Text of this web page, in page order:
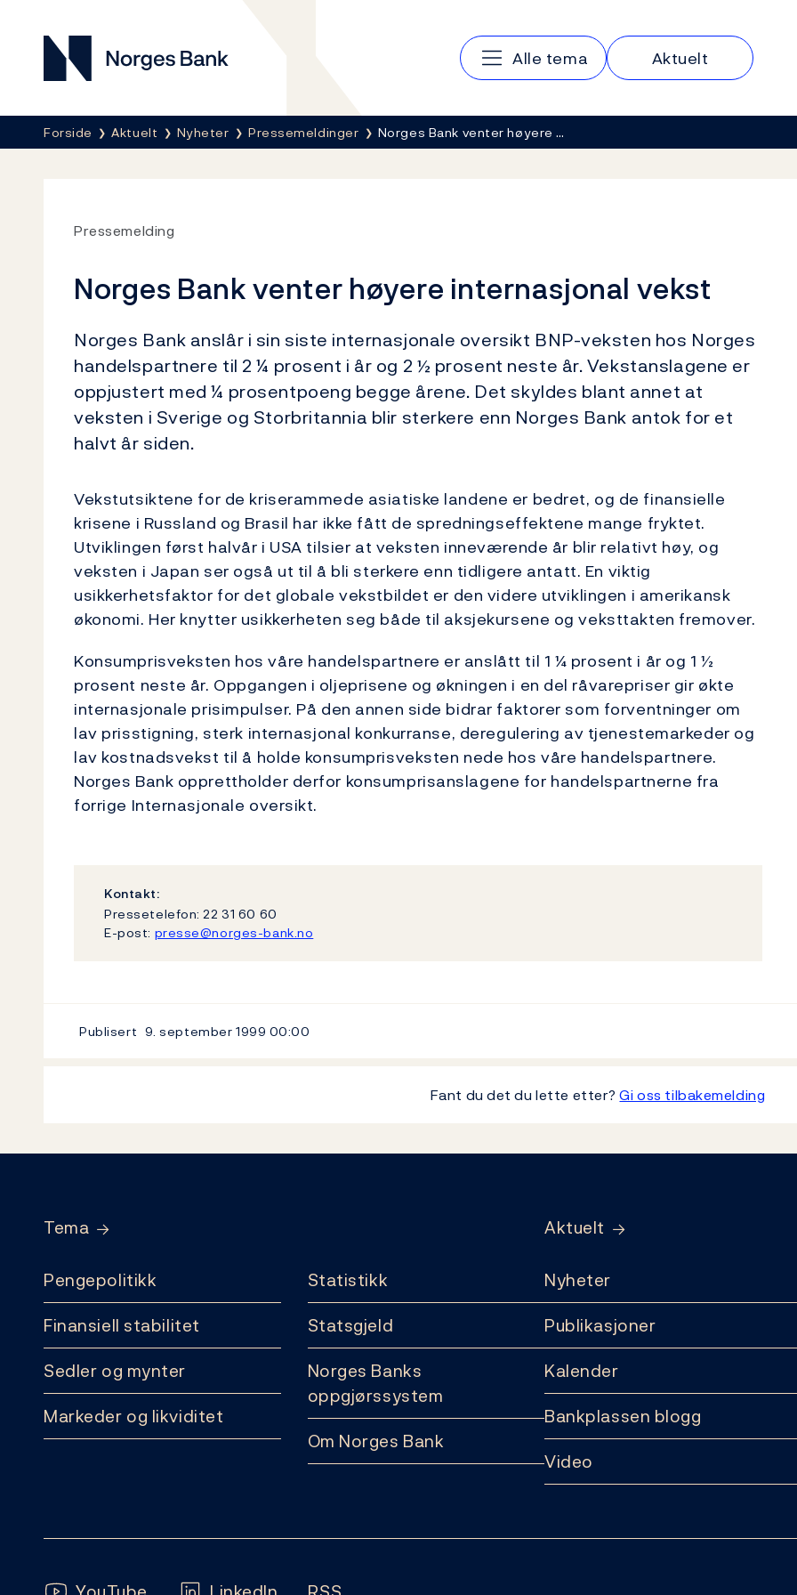
Norges Bank
Hovedmeny
Alle tema Aktuelt
Her er du nå:
Forside Aktuelt Nyheter Pressemeldinger Norges Bank venter høyere …
Pressemelding
Norges Bank venter høyere internasjonal vekst
Norges Bank anslår i sin siste internasjonale oversikt BNP-veksten hos Norges
handelspartnere til 2 ¼ prosent i år og 2 ½ prosent neste år. Vekstanslagene er
oppjustert med ¼ prosentpoeng begge årene. Det skyldes blant annet at
veksten i Sverige og Storbritannia blir sterkere enn Norges Bank antok for et
halvt år siden.
Vekstutsiktene for de kriserammede asiatiske landene er bedret, og de finansielle
krisene i Russland og Brasil har ikke fått de spredningseffektene mange fryktet.
Utviklingen først halvår i USA tilsier at veksten inneværende år blir relativt høy, og
veksten i Japan ser også ut til å bli sterkere enn tidligere antatt. En viktig
usikkerhetsfaktor for det globale vekstbildet er den videre utviklingen i amerikansk
økonomi. Her knytter usikkerheten seg både til aksjekursene og veksttakten fremover.
Konsumprisveksten hos våre handelspartnere er anslått til 1 ¼ prosent i år og 1 ½
prosent neste år. Oppgangen i oljeprisene og økningen i en del råvarepriser gir økte
internasjonale prisimpulser. På den annen side bidrar faktorer som forventninger om
lav prisstigning, sterk internasjonal konkurranse, deregulering av tjenestemarkeder og
lav kostnadsvekst til å holde konsumprisveksten nede hos våre handelspartnere.
Norges Bank opprettholder derfor konsumprisanslagene for handelspartnerne fra
forrige Internasjonale oversikt.
Kontakt:
Pressetelefon: 22 31 60 60
E-post: presse@norges-bank.no
Publisert 9. september 1999 00:00
Fant du det du lette etter?Gi oss tilbakemelding
Tema
Pengepolitikk
Finansiell stabilitet
Sedler og mynter
Markeder og likviditet
Statistikk
Statsgjeld
Norges Banks
oppgjørssystem
Om Norges Bank
Aktuelt
Nyheter
Publikasjoner
Kalender
Bankplassen blogg
Video